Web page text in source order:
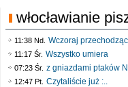
włocławianie
11:38 Nd. Wczoraj
11:17 Śr. Wszystko umiera
07:23 Śr. z gniazdami ptaków
12:47 Pt. Czytaliście już :..